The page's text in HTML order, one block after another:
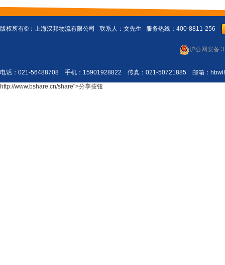
版权所有©： 上海汉邦物流有限公司 联系人：文先生 服务热线：400-8811-256
沪公网安备
电话：021-56488708 手机：15901928822 传真：021-50721885 邮箱：
http://www.bshare.cn/share">分享按钮